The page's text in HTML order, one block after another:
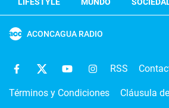
ACONCAGUA RADIO
RSS
Términos y Condiciones Cláusula